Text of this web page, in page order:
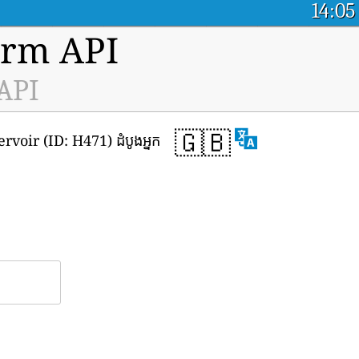
14:05
API
🇬🇧
(ID: H471) ដំបូងអ្នក